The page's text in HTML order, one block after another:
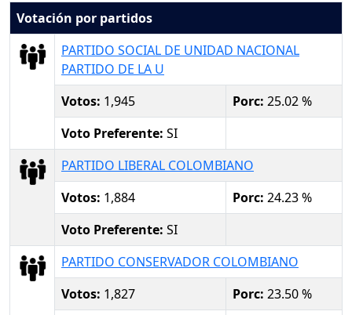
Votación por partidos
PARTIDO SOCIAL DE UNIDAD NACIONAL
PARTIDO DE LA U
Votos: 1,945 Porc: 25.02 %
Voto Preferente: SI
PARTIDO LIBERAL COLOMBIANO
Votos: 1,884 Porc: 24.23 %
Voto Preferente: SI
PARTIDO CONSERVADOR COLOMBIANO
Votos: 1,827 Porc: 23.50 %